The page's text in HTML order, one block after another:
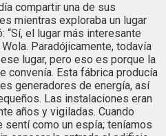
compartir una de sus
mientras exploraba un lugar
“Sí, el lugar más interesante
Paradójicamente, todavía
lugar, pero eso es porque la
convenía. Esta fábrica producía
generadores de energía, así
Las instalaciones eran
años y vigiladas. Cuando
sentí como un espía; teníamos